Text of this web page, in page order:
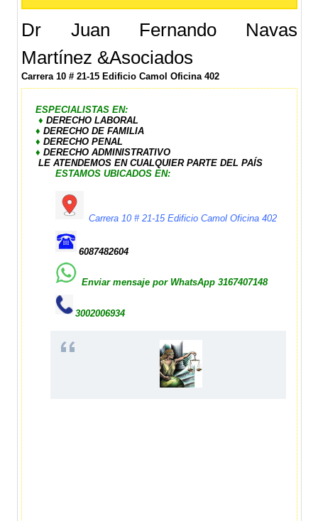
Dr Juan Fernando Navas
Martínez &Asociados
Carrera 10 # 21-15 Edificio Camol Oficina 402
ESPECIALISTAS EN:
♦DERECHO LABORAL
♦ DERECHO DE FAMILIA
♦ DERECHO PENAL
♦ DERECHO ADMINISTRATIVO
LE ATENDEMOS EN CUALQUIER PARTE DEL PAÍS
ESTAMOS UBICADOS EN:
Carrera 10 # 21-15 Edificio Camol Oficina 402
6087482604
Enviar mensaje por WhatsApp 3167407148
3002006934